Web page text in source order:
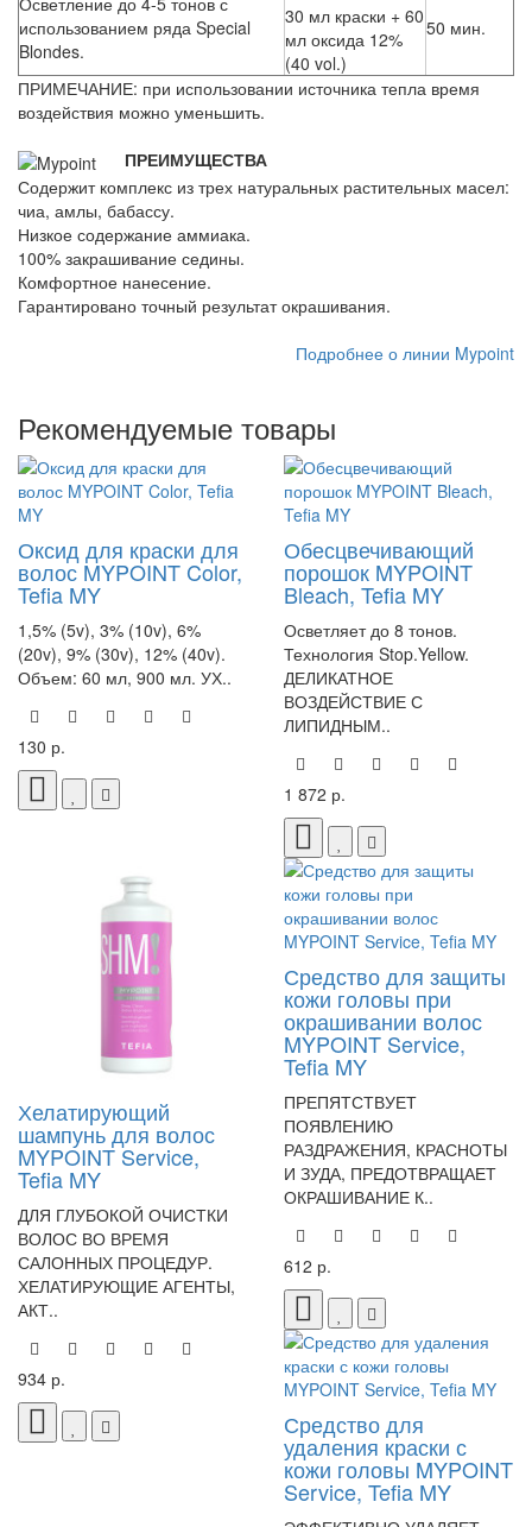
использованием ряда Special
Blondes.
30 мл краски + 60
мл оксида 12%
(40 vol.)
50 мин.
ПРИМЕЧАНИЕ: при использовании источника тепла время
воздействия можно уменьшить.
ПРЕИМУЩЕСТВА
Содержит комплекс из трех натуральных растительных масел:
чиа, амлы, бабассу.
Низкое содержание аммиака.
100% закрашивание седины.
Комфортное нанесение.
Гарантировано точный результат окрашивания.
Подробнее о линии Mypoint
Рекомендуемые товары
Оксид для краски для
волос MYPOINT Color,
Tefia MY
1,5% (5v), 3% (10v), 6%
(20v), 9% (30v), 12% (40v).
Объем: 60 мл, 900 мл. УХ..
130 р.
Обесцвечивающий
порошок MYPOINT
Bleach, Tefia MY
Осветляет до 8 тонов.
Технология Stop.Yellow.
ДЕЛИКАТНОЕ
ВОЗДЕЙСТВИЕ С
ЛИПИДНЫМ..
1 872 р.
Хелатирующий
шампунь для волос
MYPOINT Service,
Tefia MY
ДЛЯ ГЛУБОКОЙ ОЧИСТКИ
ВОЛОС ВО ВРЕМЯ
САЛОННЫХ ПРОЦЕДУР.
ХЕЛАТИРУЮЩИЕ АГЕНТЫ,
АКТ..
934 р.
Средство для защиты
кожи головы при
окрашивании волос
MYPOINT Service,
Tefia MY
ПРЕПЯТСТВУЕТ
ПОЯВЛЕНИЮ
РАЗДРАЖЕНИЯ, КРАСНОТЫ
И ЗУДА, ПРЕДОТВРАЩАЕТ
ОКРАШИВАНИЕ К..
612 р.
Средство для
удаления краски с
кожи головы MYPOINT
Service, Tefia MY